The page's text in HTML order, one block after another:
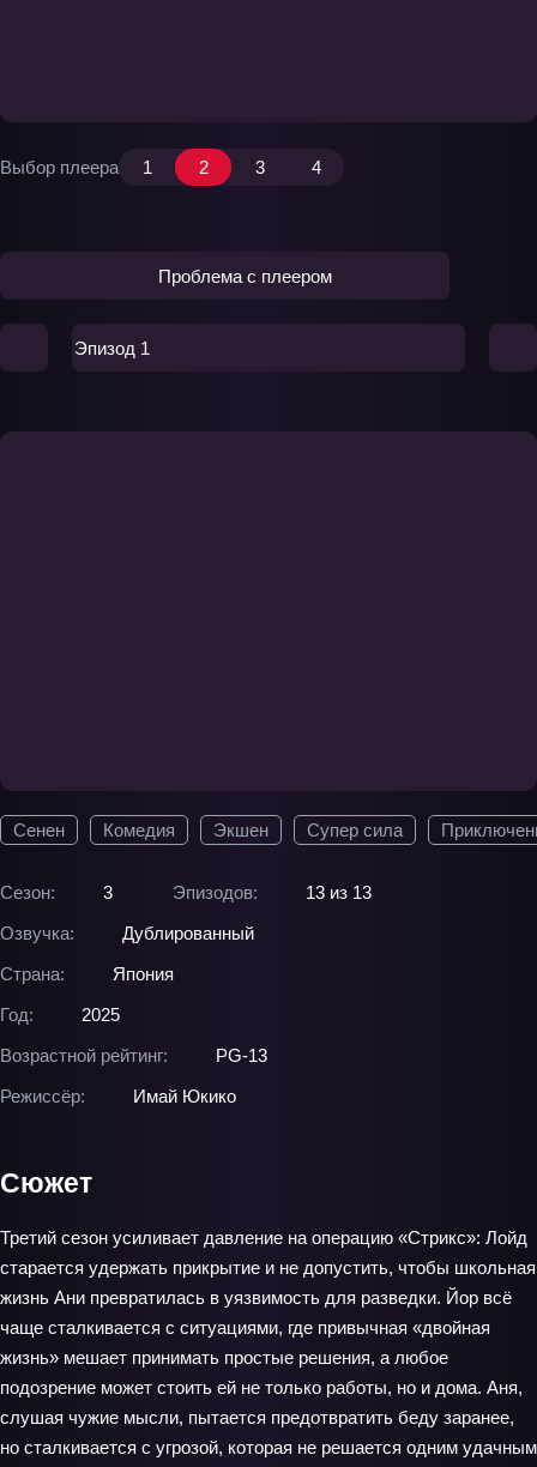
Сенен Комедия Экшен Супер сила
Сезон: 3 Эпизодов:
13 из 13
Озвучка:
Дублированный
Страна:
Япония
Год:
2025
Возрастной рейтинг:
PG-13
Режиссёр:
Имай Юкико
Выбор плеера 1 2 3 4
Проблема с плеером
Эпизод 1
Сюжет
Третий сезон усиливает давление на операцию «Стрикс»: Лойд
старается удержать прикрытие и не допустить, чтобы школьная
жизнь Ани превратилась в уязвимость для разведки. Йор всё
чаще сталкивается с ситуациями, где привычная «двойная
жизнь» мешает принимать простые решения, а любое
подозрение может стоить ей не только работы, но и дома. Аня,
слушая чужие мысли, пытается предотвратить беду заранее,
но сталкивается с угрозой, которая не решается одним удачным